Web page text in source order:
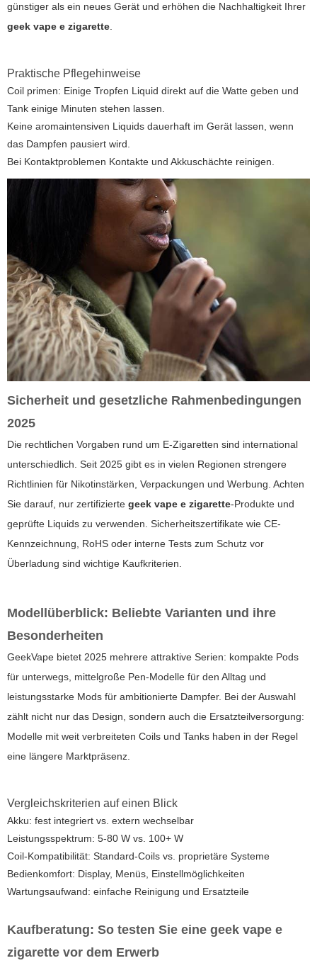
günstiger als ein neues Gerät und erhöhen die Nachhaltigkeit Ihrer
geek vape e zigarette.
Praktische Pflegehinweise
Coil primen: Einige Tropfen Liquid direkt auf die Watte geben und
Tank einige Minuten stehen lassen.
Keine aromaintensiven Liquids dauerhaft im Gerät lassen, wenn
das Dampfen pausiert wird.
Bei Kontaktproblemen Kontakte und Akkuschächte reinigen.
Sicherheit und gesetzliche Rahmenbedingungen
2025
Die rechtlichen Vorgaben rund um E-Zigaretten sind international
unterschiedlich. Seit 2025 gibt es in vielen Regionen strengere
Richtlinien für Nikotinstärken, Verpackungen und Werbung. Achten
Sie darauf, nur zertifizierte geek vape e zigarette-Produkte und
geprüfte Liquids zu verwenden. Sicherheitszertifikate wie CE-
Kennzeichnung, RoHS oder interne Tests zum Schutz vor
Überladung sind wichtige Kaufkriterien.
Modellüberblick: Beliebte Varianten und ihre
Besonderheiten
GeekVape bietet 2025 mehrere attraktive Serien: kompakte Pods
für unterwegs, mittelgroße Pen-Modelle für den Alltag und
leistungsstarke Mods für ambitionierte Dampfer. Bei der Auswahl
zählt nicht nur das Design, sondern auch die Ersatzteilversorgung:
Modelle mit weit verbreiteten Coils und Tanks haben in der Regel
eine längere Marktpräsenz.
Vergleichskriterien auf einen Blick
Akku: fest integriert vs. extern wechselbar
Leistungsspektrum: 5-80 W vs. 100+ W
Coil-Kompatibilität: Standard-Coils vs. proprietäre Systeme
Bedienkomfort: Display, Menüs, Einstellmöglichkeiten
Wartungsaufwand: einfache Reinigung und Ersatzteile
Kaufberatung: So testen Sie eine geek vape e
zigarette vor dem Erwerb